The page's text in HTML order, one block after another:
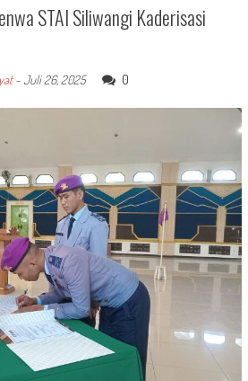
STAI Siliwangi Kaderisasi
-Juli 26, 2025 0